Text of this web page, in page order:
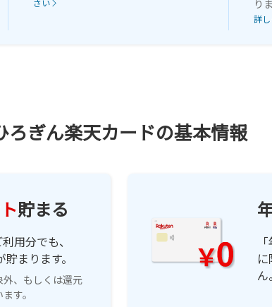
り
詳
ろぎん楽天カードの基本情報
貯まる
用分でも、
まります。
、もしくは還元
す。
ん